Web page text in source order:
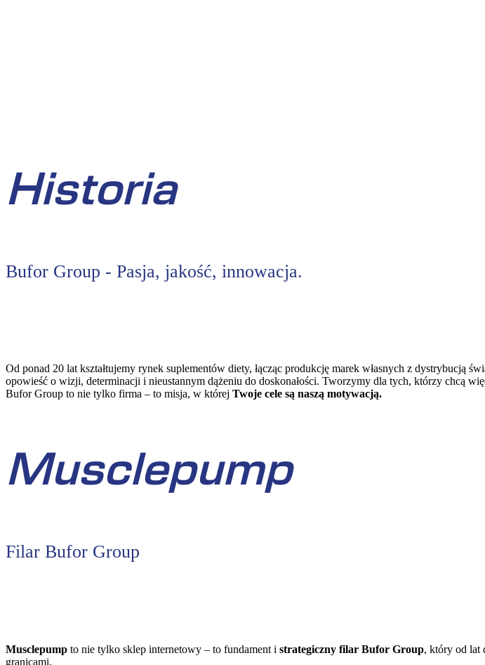
Historia
Bufor Group - Pasja, jakość, innowacja.
Od ponad 20 lat kształtujemy rynek suplementów diety, łącząc produkcję marek własnych z dystrybucją
opowieść o wizji, determinacji i nieustannym dążeniu do doskonałości. Tworzymy dla tych, którzy chcą
Bufor Group to nie tylko firma – to misja, w której Twoje cele są naszą motywacją.
Musclepump
Filar Bufor Group
Musclepump to nie tylko sklep internetowy – to fundament i strategiczny filar Bufor Group, który od lat
granicami.